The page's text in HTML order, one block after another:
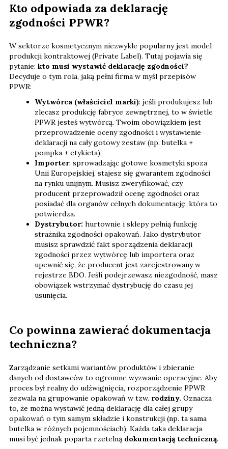
Kto odpowiada za deklarację
zgodności PPWR?
W sektorze kosmetycznym niezwykle popularny jest model
produkcji kontraktowej (Private Label). Tutaj pojawia się
pytanie: kto musi wystawić deklarację zgodności?
Decyduje o tym rola, jaką pełni firma w myśl przepisów
PPWR:
Wytwórca (właściciel marki): jeśli produkujesz lub
zlecasz produkcję fabryce zewnętrznej, to w świetle
PPWR jesteś wytwórcą. Twoim obowiązkiem jest
przeprowadzenie oceny zgodności i wystawienie
deklaracji na cały gotowy zestaw (np. butelka +
pompka + etykieta).
Importer: sprowadzając gotowe kosmetyki spoza
Unii Europejskiej, stajesz się gwarantem zgodności
na rynku unijnym. Musisz zweryfikować, czy
producent przeprowadził ocenę zgodności oraz
posiadać dla organów celnych dokumentację, która to
potwierdza.
Dystrybutor: hurtownie i sklepy pełnią funkcję
strażnika zgodności opakowań. Jako dystrybutor
musisz sprawdzić fakt sporządzenia deklaracji
zgodności przez wytwórcę lub importera oraz
upewnić się, że producent jest zarejestrowany w
rejestrze BDO. Jeśli podejrzewasz niezgodność, masz
obowiązek wstrzymać dystrybucję do czasu jej
usunięcia.
Co powinna zawierać dokumentacja
techniczna?
Zarządzanie setkami wariantów produktów i zbieranie
danych od dostawców to ogromne wyzwanie operacyjne. Aby
proces był realny do udźwignięcia, rozporządzenie PPWR
zezwala na grupowanie opakowań w tzw. rodziny. Oznacza
to, że można wystawić jedną deklarację dla całej grupy
opakowań o tym samym składzie i konstrukcji (np. ta sama
butelka w różnych pojemnościach). Każda taka deklaracja
musi być jednak poparta rzetelną dokumentacją techniczną.